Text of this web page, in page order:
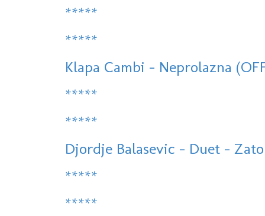
*****
*****
Klapa Cambi - Neprolazna
*****
*****
Djordje Balasevic - Duet -
*****
*****